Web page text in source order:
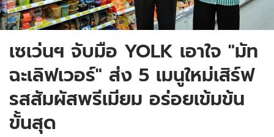
เซเว่นฯ จับมือ YOLK เอาใจ "มัท
ฉะเลิฟเวอร์" ส่ง 5 เมนูใหม่เสิร์ฟ
รสสัมผัสพรีเมียม อร่อยเข้มข้น
ขั้นสุด